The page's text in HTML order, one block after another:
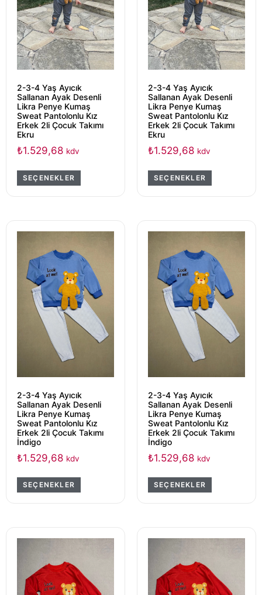
2-3-4 Yaş Ayıcık
Sallanan Ayak Desenli
Likra Penye Kumaş
Sweat Pantolonlu Kız
Erkek 2li Çocuk Takımı
Ekru
₺1.529,68 kdv
SEÇENEKLER
2-3-4 Yaş Ayıcık
Sallanan Ayak Desenli
Likra Penye Kumaş
Sweat Pantolonlu Kız
Erkek 2li Çocuk Takımı
Ekru
₺1.529,68 kdv
SEÇENEKLER
2-3-4 Yaş Ayıcık
Sallanan Ayak Desenli
Likra Penye Kumaş
Sweat Pantolonlu Kız
Erkek 2li Çocuk Takımı
İndigo
₺1.529,68 kdv
SEÇENEKLER
2-3-4 Yaş Ayıcık
Sallanan Ayak Desenli
Likra Penye Kumaş
Sweat Pantolonlu Kız
Erkek 2li Çocuk Takımı
İndigo
₺1.529,68 kdv
SEÇENEKLER